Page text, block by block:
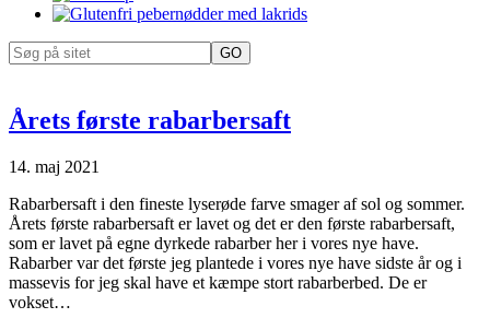
Årets første rabarbersaft
14. maj 2021
Rabarbersaft i den fineste lyserøde farve smager af sol og sommer.
Årets første rabarbersaft er lavet og det er den første rabarbersaft,
som er lavet på egne dyrkede rabarber her i vores nye have.
Rabarber var det første jeg plantede i vores nye have sidste år og i
massevis for jeg skal have et kæmpe stort rabarberbed. De er
vokset…